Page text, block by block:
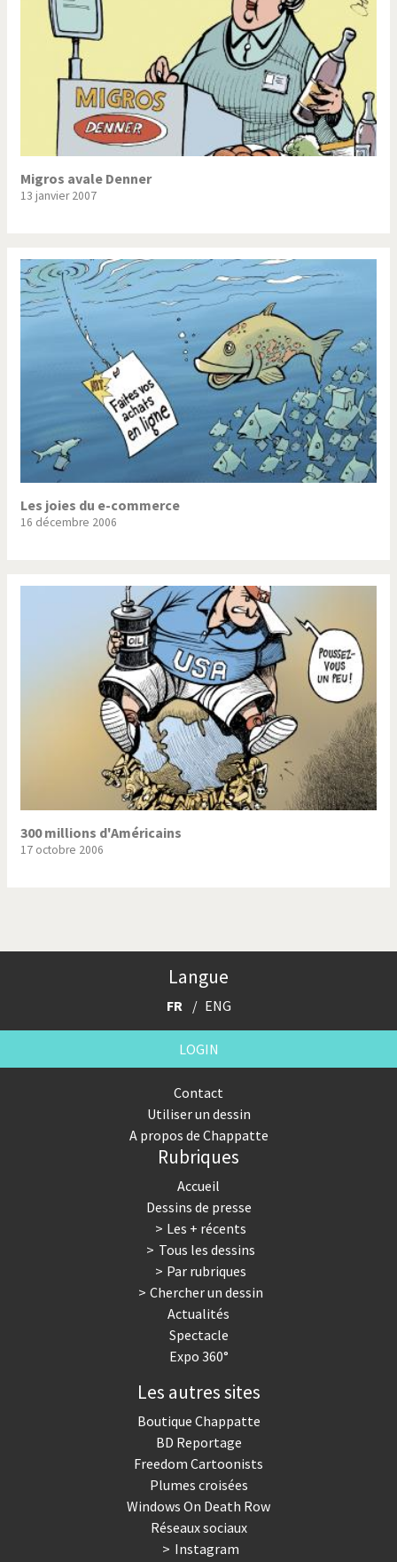
Migros avale Denner
13 janvier 2007
Les joies du e-commerce
16 décembre 2006
300 millions d'Américains
17 octobre 2006
Langue
FR ENG
LOGIN
Contact
Utiliser un dessin
A propos de Chappatte
Rubriques
Accueil
Dessins de presse
Les + récents
Tous les dessins
Par rubriques
Chercher un dessin
Actualités
Spectacle
Expo 360°
Les autres sites
Boutique Chappatte
BD Reportage
Freedom Cartoonists
Plumes croisées
Windows On Death Row
Réseaux sociaux
Instagram